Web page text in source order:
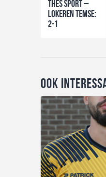
THES Sport –
Lokeren Temse:
2-1
Ook